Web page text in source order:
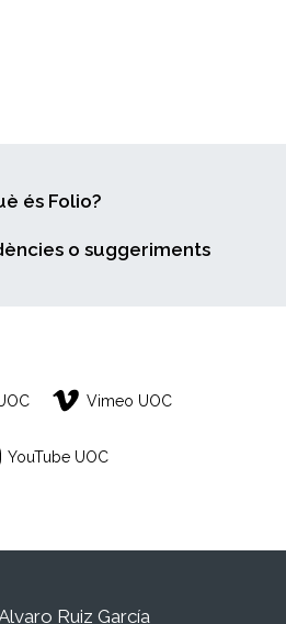
és Folio?
o suggeriments
Vimeo UOC
YouTube UOC
Ruiz García